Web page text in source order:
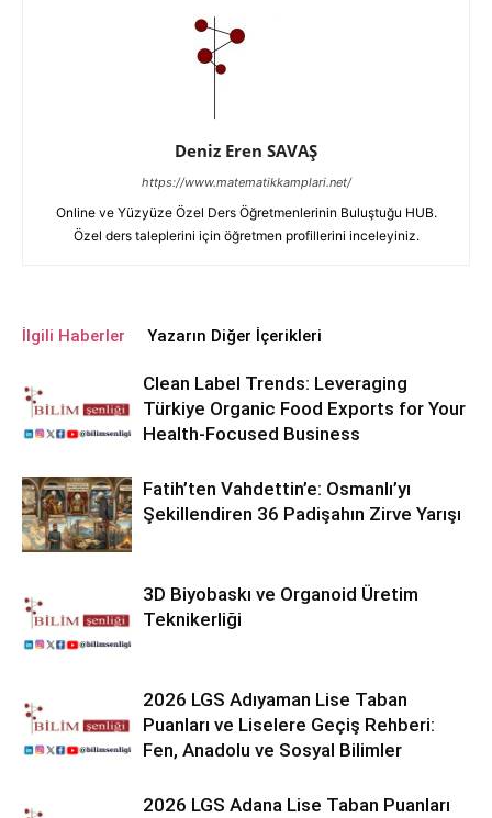
Deniz Eren SAVAŞ
https://www.matematikkamplari.net/
Online ve Yüzyüze Özel Ders Öğretmenlerinin Buluştuğu HUB.
Özel ders taleplerini için öğretmen profillerini inceleyiniz.
İlgili Haberler Yazarın Diğer İçerikleri
Clean Label Trends: Leveraging
Türkiye Organic Food Exports for Your
Health-Focused Business
Fatih’ten Vahdettin’e: Osmanlı’yı
Şekillendiren 36 Padişahın Zirve Yarışı
3D Biyobaskı ve Organoid Üretim
Teknikerliği
2026 LGS Adıyaman Lise Taban
Puanları ve Liselere Geçiş Rehberi:
Fen, Anadolu ve Sosyal Bilimler
2026 LGS Adana Lise Taban Puanları